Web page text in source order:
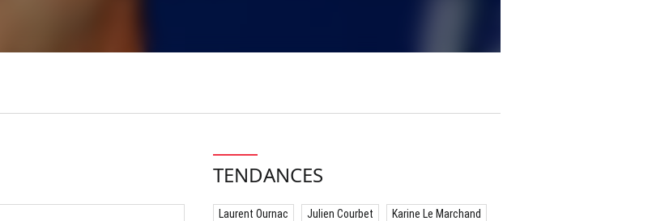
TENDANCES
Laurent Ournac Julien Courbet Karine Le Marchand